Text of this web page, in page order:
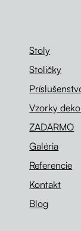
Stoly
Stoličky
Vzorky
ZADARMO
Galéria
Referencie
Kontakt
Blog